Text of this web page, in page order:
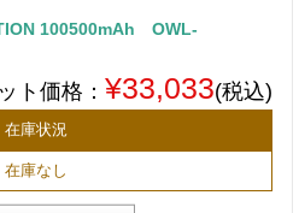
100500mAh OWL-
ト価格： ¥33,033(税込)
在庫状況
在庫なし